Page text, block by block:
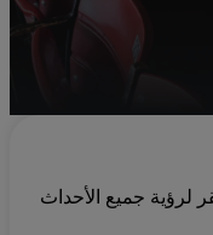
لرؤية جميع الأحداث